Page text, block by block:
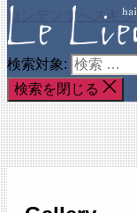
コンテンツへスキ
検索対象:
検索を閉じる